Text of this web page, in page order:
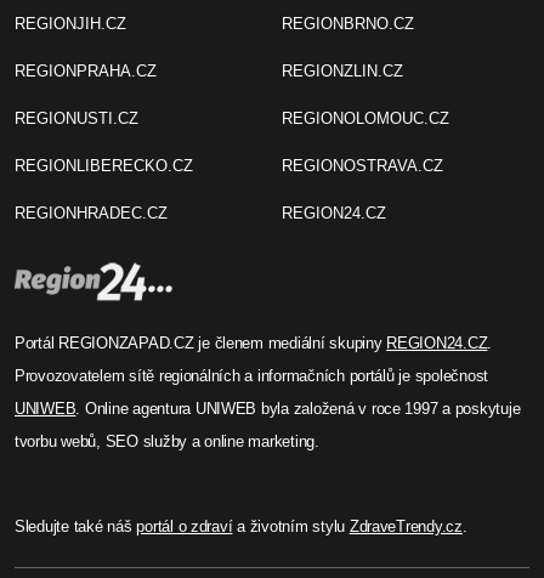
REGIONJIH.CZ
REGIONPRAHA.CZ
REGIONUSTI.CZ
REGIONLIBERECKO.CZ
REGIONHRADEC.CZ
REGIONBRNO.CZ
REGIONZLIN.CZ
REGIONOLOMOUC.CZ
REGIONOSTRAVA.CZ
REGION24.CZ
Portál REGIONZAPAD.CZ je členem mediální skupiny REGION24.CZ.
Provozovatelem sítě regionálních a informačních portálů je společnost
UNIWEB. Online agentura UNIWEB byla založená v roce 1997 a poskytuje
tvorbu webů, SEO služby a online marketing.
Sledujte také nášportál o zdravía životním stylu ZdraveTrendy.cz.